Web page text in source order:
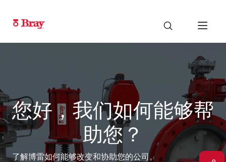
您好，我们如何能够帮
助您？
了解博雷如何能够改变和协助您的公司。